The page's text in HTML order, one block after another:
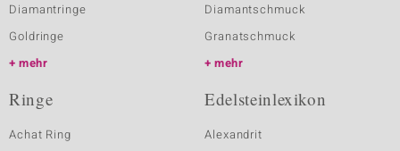
Diamantringe
Goldringe
mehr
Diamantschmuck
Granatschmuck
mehr
Ringe
Achat Ring
Edelsteinlexikon
Alexandrit